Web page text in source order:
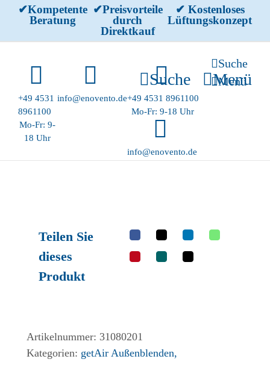
Skip
content
✔Kompetente
Beratung
✔Preisvorteile
durch
Direktkauf
✔ Kostenloses
Lüftungskonzept
+49 4531
8961100
Mo-Fr: 9-
18 Uhr
info@enovento.de+49 4531 8961100
Mo-Fr: 9-18 Uhr
info@enovento.de
Suche
Menü
Menü
Suche
Teilen Sie
dieses
Produkt
Artikelnummer: 31080201
Kategorien: getAir Außenblenden,